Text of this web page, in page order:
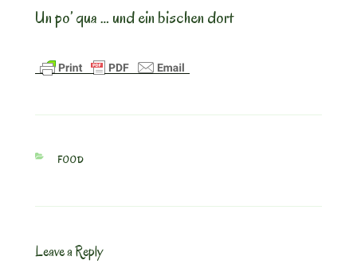
Un po’ qua … und ein bischen dort
CATEGORIES
FOOD
Leave a Reply